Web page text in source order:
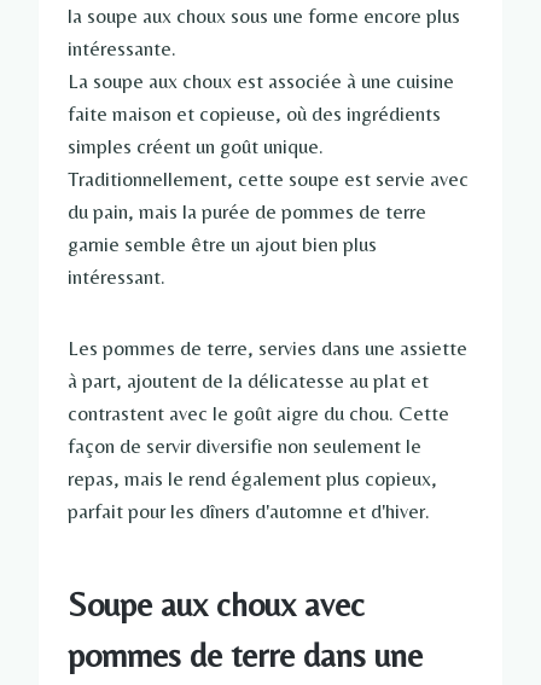
la soupe aux choux sous une forme encore plus
intéressante.
La soupe aux choux est associée à une cuisine
faite maison et copieuse, où des ingrédients
simples créent un goût unique.
Traditionnellement, cette soupe est servie avec
du pain, mais la purée de pommes de terre
garnie semble être un ajout bien plus
intéressant.
Les pommes de terre, servies dans une assiette
à part, ajoutent de la délicatesse au plat et
contrastent avec le goût aigre du chou. Cette
façon de servir diversifie non seulement le
repas, mais le rend également plus copieux,
parfait pour les dîners d'automne et d'hiver.
Soupe aux choux avec
pommes de terre dans une